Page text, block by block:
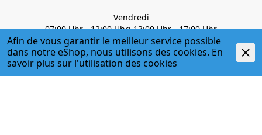
Vendredi
07:00 Uhr - 12:00 Uhr; 13:00 Uhr - 17:00 Uhr
034 427 27 27Haustechnik / Befestigungstechnik
034 427 27 35Handwerkerladen
Afin de vous garantir le meilleur service possible
dans notre eShop, nous utilisons des cookies. En
savoir plus sur l'utilisation des cookies